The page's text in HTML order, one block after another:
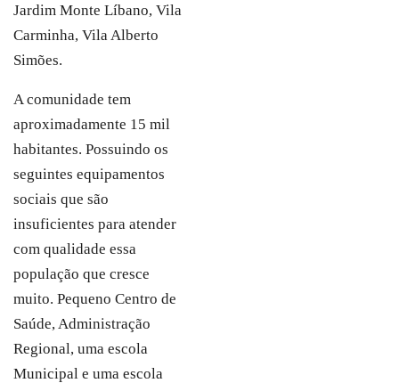
Jardim Monte Líbano, Vila
Carminha, Vila Alberto
Simões.
A comunidade tem
aproximadamente 15 mil
habitantes. Possuindo os
seguintes equipamentos
sociais que são
insuficientes para atender
com qualidade essa
população que cresce
muito. Pequeno Centro de
Saúde, Administração
Regional, uma escola
Municipal e uma escola